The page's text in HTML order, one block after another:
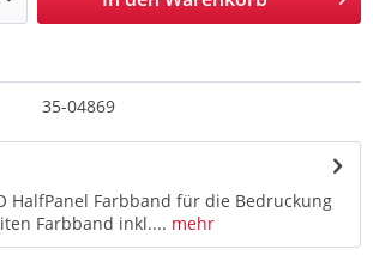
35-04869
HalfPanel Farbband für die Bedruckung
Farbband inkl.... mehr